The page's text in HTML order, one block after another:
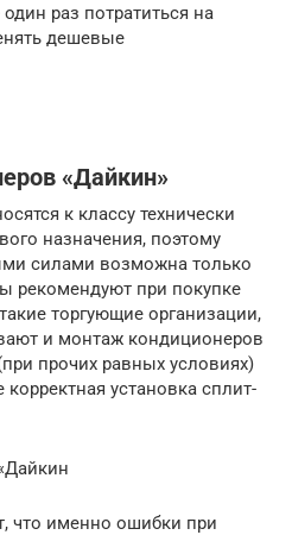
раз потратиться на
дешевые
«Дайкин»
к классу технически
назначения, поэтому
силами возможна только
рекомендуют при покупке
торгующие организации,
и монтаж кондиционеров
прочих равных условиях)
установка сплит-
что именно ошибки при